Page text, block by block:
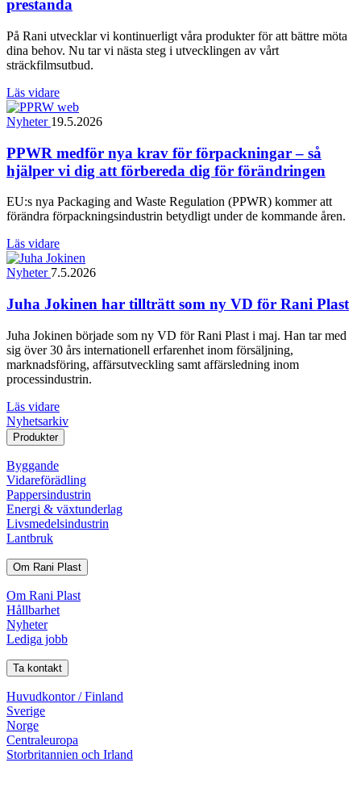
prestanda
På Rani utvecklar vi kontinuerligt våra produkter för att bättre möta
dina behov. Nu tar vi nästa steg i utvecklingen av vårt
sträckfilmsutbud.
Läs vidare
Nyheter 19.5.2026
PPWR medför nya krav för förpackningar – så
hjälper vi dig att förbereda dig för förändringen
EU:s nya Packaging and Waste Regulation (PPWR) kommer att
förändra förpackningsindustrin betydligt under de kommande åren.
Läs vidare
Nyheter 7.5.2026
Juha Jokinen har tillträtt som ny VD för Rani Plast
Juha Jokinen började som ny VD för Rani Plast i maj. Han tar med
sig över 30 års internationell erfarenhet inom försäljning,
marknadsföring, affärsutveckling samt affärsledning inom
processindustrin.
Läs vidare
Nyhetsarkiv
Produkter
Byggande
Vidareförädling
Pappersindustrin
Energi & växtunderlag
Livsmedelsindustrin
Lantbruk
Om Rani Plast
Om Rani Plast
Hållbarhet
Nyheter
Lediga jobb
Ta kontakt
Huvudkontor / Finland
Sverige
Norge
Centraleuropa
Storbritannien och Irland